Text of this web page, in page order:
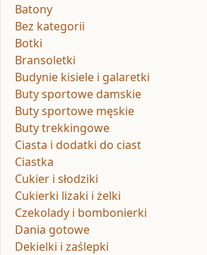
Batony
Bez kategorii
Botki
Bransoletki
Budynie kisiele i galaretki
Buty sportowe damskie
Buty sportowe męskie
Buty trekkingowe
Ciasta i dodatki do ciast
Ciastka
Cukier i słodziki
Cukierki lizaki i żelki
Czekolady i bombonierki
Dania gotowe
Dekielki i zaślepki